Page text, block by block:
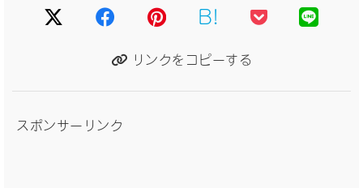
B!
リンクをコピーする
スポンサーリンク